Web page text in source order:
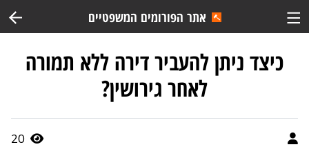
אתר הפורומים המשפטיים
כיצד ניתן להעביר דירה ללא תמורה
לאחר גירושין?
20